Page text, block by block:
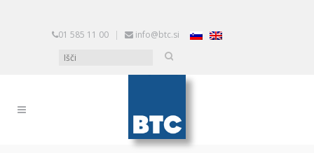
01 585 11 00 | info@btc.si